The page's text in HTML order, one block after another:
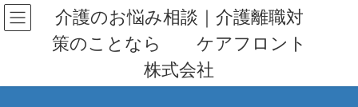
コ
ン
ナ
ビ
介護のお悩み相談｜介護離職対
策のことなら ケアフロント
株式会社